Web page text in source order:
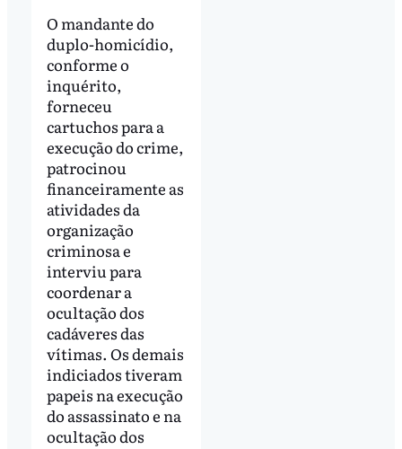
O mandante do
duplo-homicídio,
conforme o
inquérito,
forneceu
cartuchos para a
execução do crime,
patrocinou
financeiramente as
atividades da
organização
criminosa e
interviu para
coordenar a
ocultação dos
cadáveres das
vítimas. Os demais
indiciados tiveram
papeis na execução
do assassinato e na
ocultação dos